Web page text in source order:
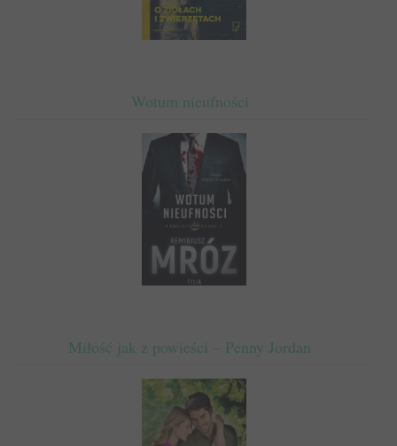
Wotum nieufności
Miłość jak z powieści – Penny Jordan